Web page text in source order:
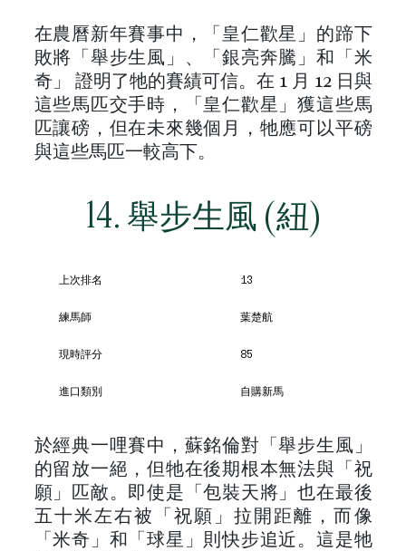
在農曆新年賽事中，「皇仁歡星」的蹄下
敗將「舉步生風」、「銀亮奔騰」和「米
奇」 證明了牠的賽績可信。在 1 月 12 日與
這些馬匹交手時，「皇仁歡星」獲這些馬
匹讓磅，但在未來幾個月，牠應可以平磅
與這些馬匹一較高下。
14. 舉步生風 (紐)
上次排名 13
練馬師 葉楚航
現時評分 85
進口類別 自購新馬
於經典一哩賽中，蘇銘倫對「舉步生風」
的留放一絕，但牠在後期根本無法與「祝
願」匹敵。即使是「包裝天將」也在最後
五十米左右被「祝願」拉開距離，而像
「米奇」和「球星」則快步追近。這是牠